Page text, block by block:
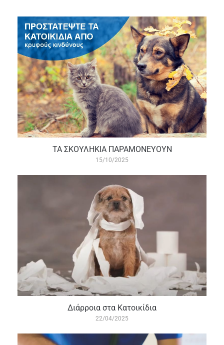
ΤΑ ΣΚΟΥΛΗΚΙΑ ΠΑΡΑΜΟΝΕΥΟΥΝ
15/10/2025
Διάρροια στα Κατοικίδια
22/04/2025